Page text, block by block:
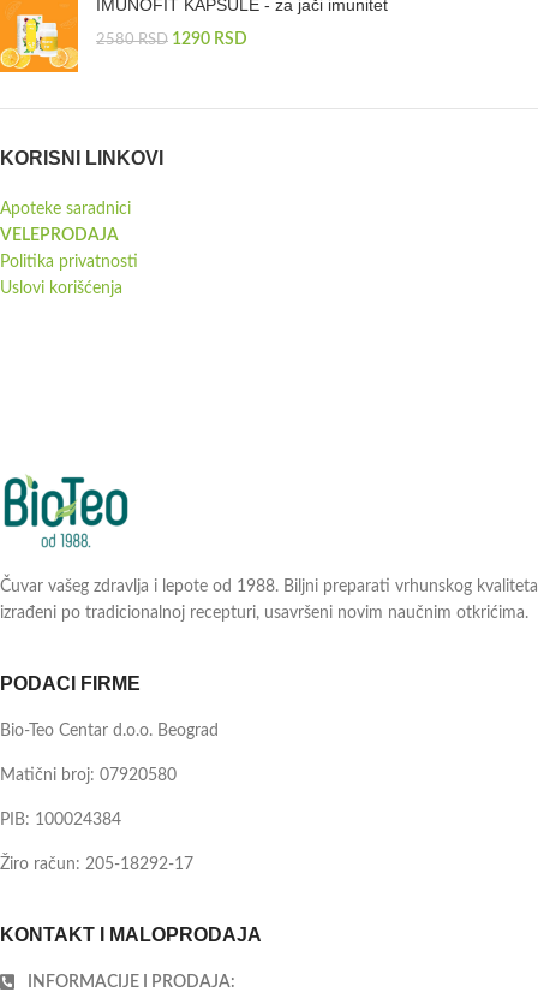
IMUNOFIT KAPSULE - za jači imunitet
2580RSD 1290 RSD
KORISNI LINKOVI
Apoteke saradnici
VELEPRODAJA
Politika privatnosti
Uslovi korišćenja
Čuvar vašeg zdravlja i lepote od 1988. Biljni preparati vrhunskog kvaliteta
izrađeni po tradicionalnoj recepturi, usavršeni novim naučnim otkrićima.
PODACI FIRME
Bio-Teo Centar d.o.o. Beograd
Matični broj: 07920580
PIB: 100024384
Žiro račun: 205-18292-17
KONTAKT I MALOPRODAJA
INFORMACIJE I PRODAJA: